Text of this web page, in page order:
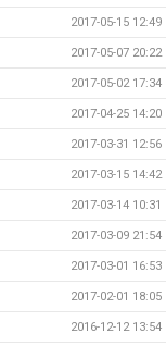
2017-05-15 12:49
2017-05-07 20:22
2017-05-02 17:34
2017-04-25 14:20
2017-03-31 12:56
2017-03-15 14:42
2017-03-14 10:31
2017-03-09 21:54
2017-03-01 16:53
2017-02-01 18:05
2016-12-12 13:54